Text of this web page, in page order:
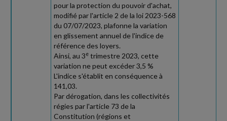
pour la protection du pouvoir d'achat,
modifié par l'article 2 de la loi 2023-568
du 07/07/2023, plafonne la variation
en glissement annuel de l'indice de
référence des loyers.
Ainsi, au 3e trimestre 2023, cette
variation ne peut excéder 3,5 %
L'indice s'établit en conséquence à
141,03.
Par dérogation, dans les collectivités
régies par l'article 73 de la
Constitution (régions et